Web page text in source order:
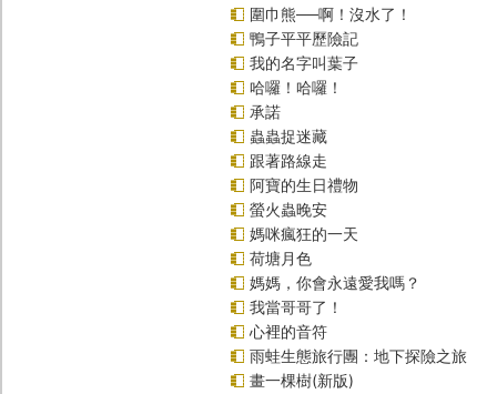
圍巾熊──啊！沒水了！
鴨子平平歷險記
我的名字叫葉子
哈囉！哈囉！
承諾
蟲蟲捉迷藏
跟著路線走
阿寶的生日禮物
螢火蟲晚安
媽咪瘋狂的一天
荷塘月色
媽媽，你會永遠愛我嗎？
我當哥哥了！
心裡的音符
雨蛙生態旅行團：地下探險之旅
畫一棵樹(新版)